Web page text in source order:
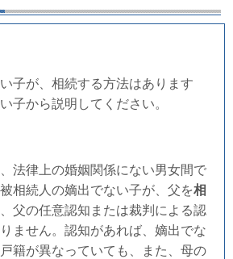
子が、相続する方法はあります
子から説明してください。
法律上の婚姻関係にない男女間で
相続人の嫡出でない子が、父を相
父の任意認知または裁判による認
ません。認知があれば、嫡出でな
籍が異なっていても、また、母の